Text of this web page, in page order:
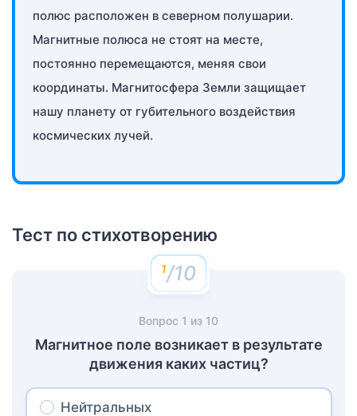
полюс расположен в северном полушарии.
Магнитные полюса не стоят на месте,
постоянно перемещаются, меняя свои
координаты. Магнитосфера Земли защищает
нашу планету от губительного воздействия
космических лучей.
Тест по стихотворению
/10
Вопрос 1 из 10
Магнитное поле возникает в результате
движения каких частиц?
Нейтральных